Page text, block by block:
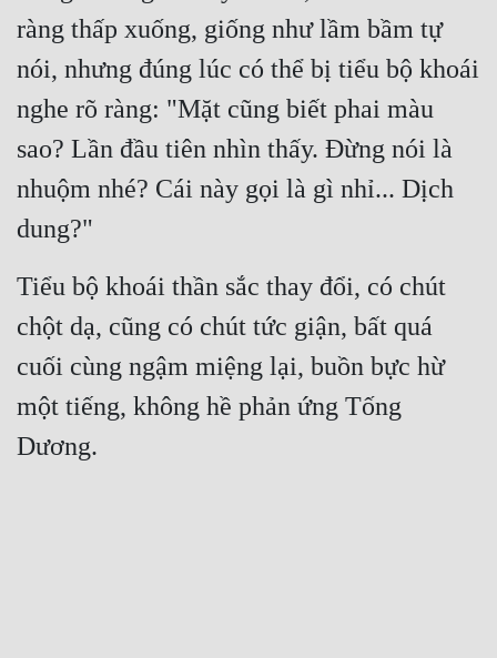
ràng thấp xuống, giống như lầm bầm tự
nói, nhưng đúng lúc có thể bị tiểu bộ khoái
nghe rõ ràng: "Mặt cũng biết phai màu
sao? Lần đầu tiên nhìn thấy. Đừng nói là
nhuộm nhé? Cái này gọi là gì nhỉ... Dịch
dung?"
Tiểu bộ khoái thần sắc thay đổi, có chút
chột dạ, cũng có chút tức giận, bất quá
cuối cùng ngậm miệng lại, buồn bực hừ
một tiếng, không hề phản ứng Tống
Dương.